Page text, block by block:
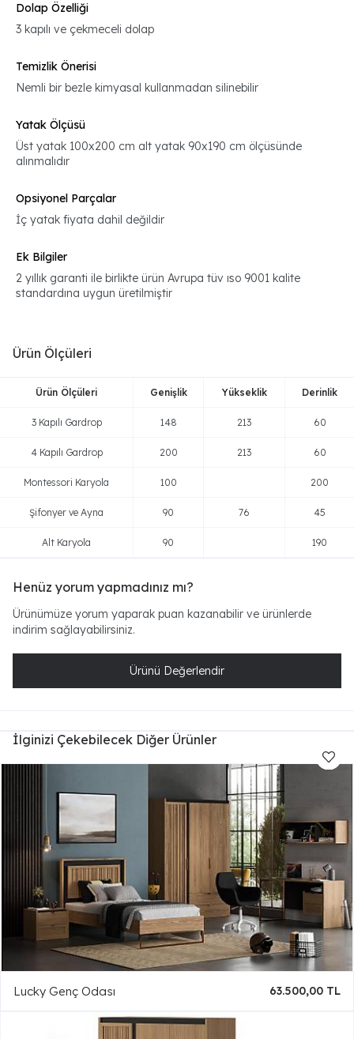
Dolap Özelliği
3 kapılı ve çekmeceli dolap
Temizlik Önerisi
Nemli bir bezle kimyasal kullanmadan silinebilir
Yatak Ölçüsü
Üst yatak 100x200 cm alt yatak 90x190 cm ölçüsünde
alınmalıdır
Opsiyonel Parçalar
İç yatak fiyata dahil değildir
Ek Bilgiler
2 yıllık garanti ile birlikte ürün Avrupa tüv ıso 9001 kalite
standardına uygun üretilmiştir
Ürün Ölçüleri
Ürün Ölçüleri Genişlik Yükseklik Derinlik
3 Kapılı Gardrop 148 213 60
4 Kapılı Gardrop 200 213 60
Montessori Karyola 100 200
Şifonyer ve Ayna 90 76 45
Alt Karyola 90 190
Henüz yorum yapmadınız mı?
Ürünümüze yorum yaparak puan kazanabilir ve ürünlerde
indirim sağlayabilirsiniz.
Ürünü Değerlendir
İlginizi Çekebilecek Diğer Ürünler
Lucky Genç Odası 63.500,00 TL